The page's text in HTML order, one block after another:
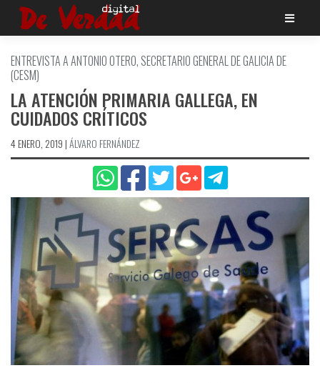
Saltar
ENTREVISTA A ANTONIO OTERO, SECRETARIO GENERAL DE GALICIA DE
(CESM)
LA ATENCIÓN PRIMARIA GALLEGA, EN
CUIDADOS CRÍTICOS
4 ENERO, 2019 |ÁLVARO FERNÁNDEZ